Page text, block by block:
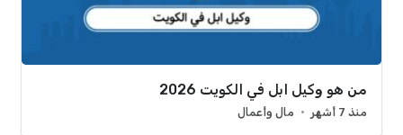
من هو وكيل ابل في الكويت 2026
منذ 7 أشهر مال وأعمال